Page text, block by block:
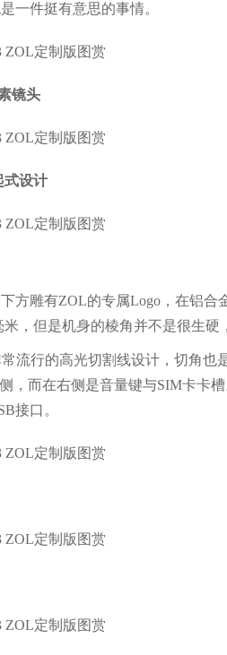
一件挺有意思的事情。
镜头
式设计
方雕有ZOL的专属Logo，在铝
，但是机身的棱角并不是很生
流行的高光切割线设计，切角
，而在右侧是音量键与SIM卡卡
接口。